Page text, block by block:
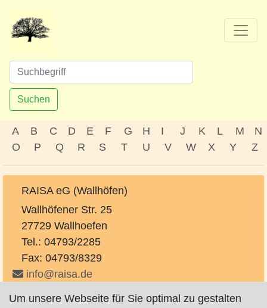
Suchen
A B C D E F G H I J K L M
N
O
P Q R S T U V W X Y Z
RAISA eG (Wallhöfen)
Wallhöfener Str. 25
27729 Wallhoefen
Tel.: 04793/2285
Fax: 04793/8329
info@raisa.de
Um unsere Webseite für Sie optimal zu gestalten